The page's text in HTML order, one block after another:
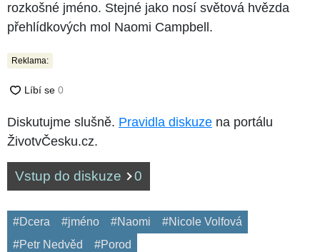
rozkošné jméno. Stejné jako nosí světová hvězda
přehlídkových mol Naomi Campbell.
Reklama:
Diskutujme slušně. Pravidla diskuze na portálu
ŽivotvČesku.cz.
Vstup do diskuze 0
#Dcera #jméno #Naomi
#Nicole Volfová
#Petr Nedvěd
#Porod